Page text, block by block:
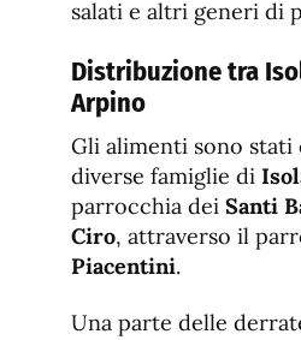
salati e altri generi di
Distribuzione tra
Arpino
Gli alimenti sono stati
diverse famiglie di
parrocchia dei Santi
Ciro, attraverso il
Piacentini.
Una parte delle